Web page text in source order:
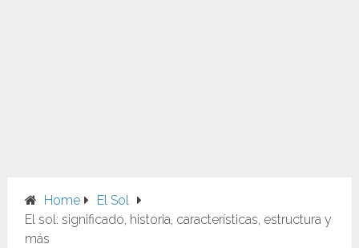
Home
El Sol
El sol: significado, historia, características, estructura y
más